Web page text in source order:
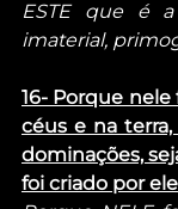
ESTE que é
imaterial,
16- Porque nele
céus e na
dominações,
foi criado por